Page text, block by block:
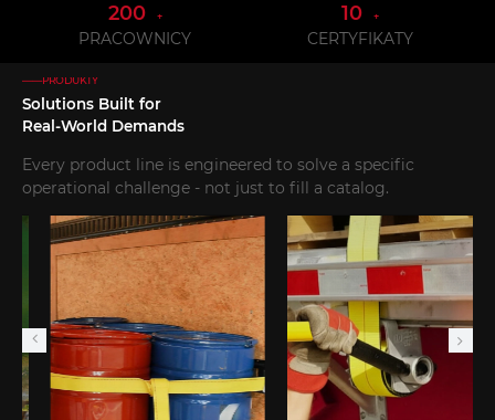
200 +
PRACOWNICY
10 +
CERTYFIKATY
——PRODUKTY
Solutions Built for
Real-World Demands
Every product line is engineered to solve a specific
operational challenge - not just to fill a catalog.